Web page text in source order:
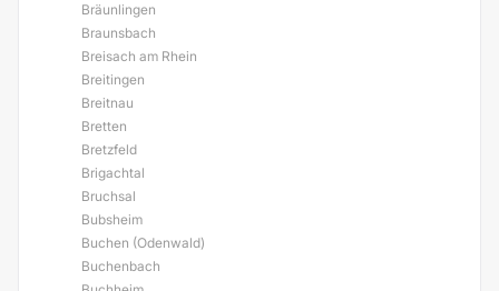
Bräunlingen
Braunsbach
Breisach am Rhein
Breitingen
Breitnau
Bretten
Bretzfeld
Brigachtal
Bruchsal
Bubsheim
Buchen (Odenwald)
Buchenbach